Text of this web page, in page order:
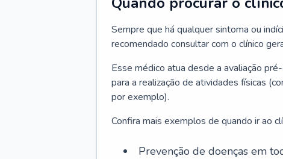
Sempre que há qualquer sintoma ou
recomendado consultar com o clínico
Esse médico atua desde a avaliação
para a realização de atividades físicas
por exemplo).
Confira mais exemplos de quando ir ao
Prevenção de doenças em